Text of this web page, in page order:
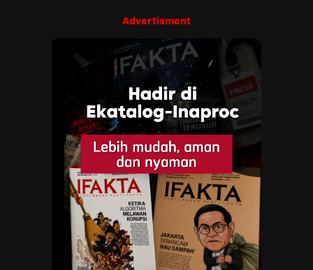
Advertisment